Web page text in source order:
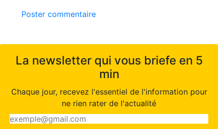
Poster commentaire
La newsletter qui vous briefe en 5
min
Chaque jour, recevez l'essentiel de l'information pour
ne rien rater de l'actualité